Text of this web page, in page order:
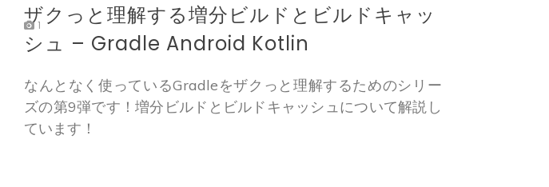
1
ザクっと理解する増分ビルドとビルドキャッ
シュ – Gradle Android Kotlin
なんとなく使っているGradleをザクっと理解するためのシリー
ズの第9弾です！増分ビルドとビルドキャッシュについて解説し
ています！